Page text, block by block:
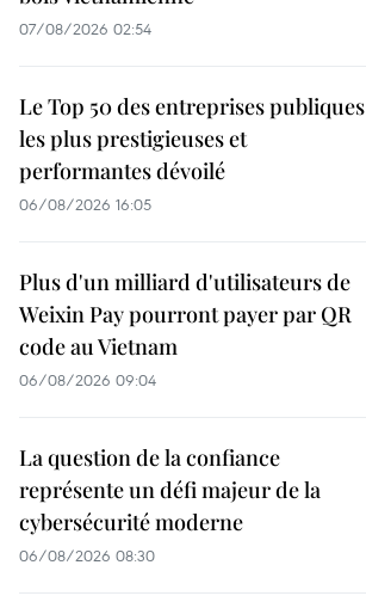
07/08/2026 02:54
Le Top 50 des entreprises publiques
les plus prestigieuses et
performantes dévoilé
06/08/2026 16:05
Plus d'un milliard d'utilisateurs de
Weixin Pay pourront payer par QR
code au Vietnam
06/08/2026 09:04
La question de la confiance
représente un défi majeur de la
cybersécurité moderne
06/08/2026 08:30